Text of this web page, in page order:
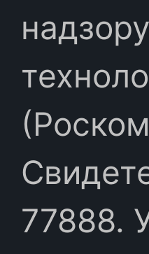
77888.